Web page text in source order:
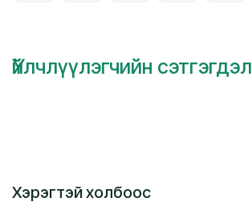
Үйлчлүүлэгчийн сэтгэгдэл
Хэрэгтэй холбоос